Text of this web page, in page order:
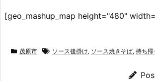
[geo_mashup_map height="480"
茂原市 ソース後掛け, ソース焼きそば, 持ち帰